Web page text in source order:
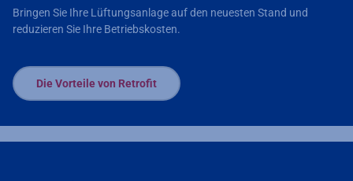
Bringen Sie Ihre Lüftungsanlage auf den neuesten Stand und
reduzieren Sie Ihre Betriebskosten.
Die Vorteile von Retrofit